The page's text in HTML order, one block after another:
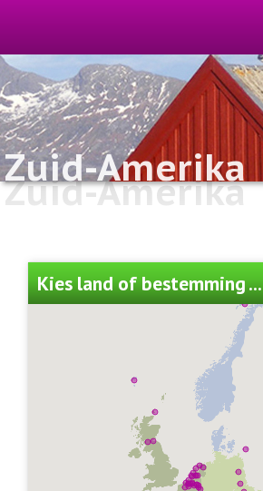
Zuid-Amerika
Zuid-Amerika
Kies land of bestemming ...